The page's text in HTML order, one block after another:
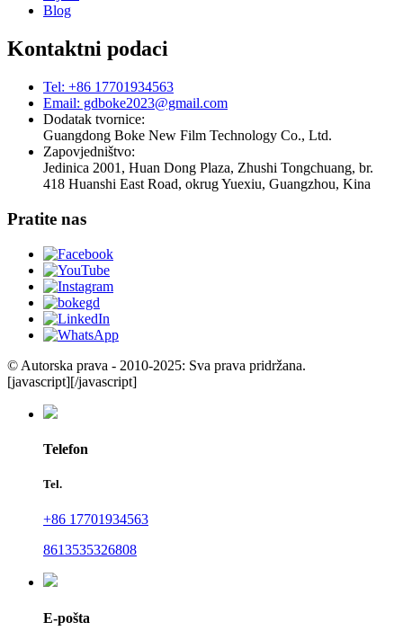
Blog
Kontaktni podaci
Tel: +86 17701934563
Email: gdboke2023@gmail.com
Dodatak tvornice:
Guangdong Boke New Film Technology Co., Ltd.
Zapovjedništvo:
Jedinica 2001, Huan Dong Plaza, Zhushi Tongchuang, br.
418 Huanshi East Road, okrug Yuexiu, Guangzhou, Kina
Pratite nas
© Autorska prava - 2010-2025: Sva prava pridržana.
[javascript][/javascript]
Telefon
Tel.
+86 17701934563
8613535326808
E-pošta